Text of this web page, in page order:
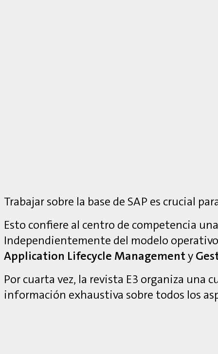
Trabajar sobre la base de SAP es crucial
Esto confiere al centro de competencia
Independientemente del modelo
Application Lifecycle Managementy
Por cuarta vez, la revista E3 organiza una
información exhaustiva sobre todos los